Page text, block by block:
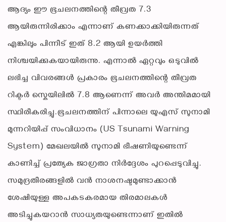
ആദ്യം ഈ ഭൂചലനത്തിന്റെ തീവ്രത 7.3
ആയിരുന്നിരിക്കാം എന്നാണ് കണക്കാക്കിയിരുന്നത്
എങ്കിലും പിന്നീട് ഇത് 8.2 ആയി ഉയർത്തി
നിശ്ചയിക്കുകയായിരുന്നു. എന്നാൽ ഏറ്റവും ഒടുവിൽ
ലഭിച്ച വിവരങ്ങൾ പ്രകാരം ഭൂചലനത്തിന്റെ തീവ്രത
റിക്ടർ സ്കെയിലിൽ 7.8 ആണെന്ന് അവർ അന്തിമമായി
സ്ഥിരീകരിച്ചു.ഭൂചലനത്തിന് പിന്നാലെ യുഎസ് സുനാമി
മുന്നറിയിപ്പ് സംവിധാനം (US Tsunami Warning
System) മേഖലയിൽ സുനാമി ഭീഷണിയുണ്ടെന്ന്
കാണിച്ച് പ്രത്യേക ജാഗ്രതാ നിർദ്ദേശം പുറപ്പെടുവിച്ചു.
സമുദ്രതീരങ്ങളിൽ വൻ നാശനഷ്ടമുണ്ടാക്കാൻ
ശേഷിയുള്ള അപകടകരമായ തിരമാലകൾ
അടിച്ചുകയറാൻ സാധ്യതയുണ്ടെന്നാണ് ഇതിൽ